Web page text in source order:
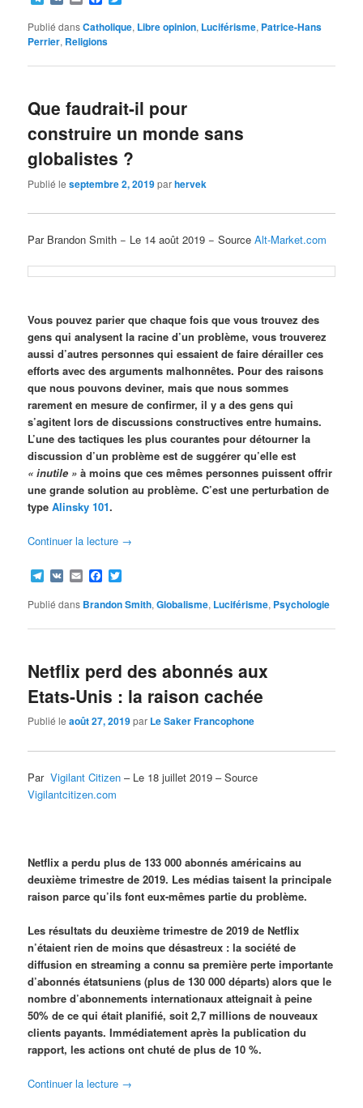
Publié dansCatholique, Libre opinion, Luciférisme, Patrice-Hans
Perrier, Religions
Que faudrait-il pour
construire un monde sans
globalistes ?
Publié leseptembre 2, 2019parhervek
Par Brandon Smith − Le 14 août 2019 − SourceAlt-Market.com
Vous pouvez parier que chaque fois que vous trouvez des
gens qui analysent la racine d’un problème, vous trouverez
aussi d’autres personnes qui essaient de faire dérailler ces
efforts avec des arguments malhonnêtes. Pour des raisons
que nous pouvons deviner, mais que nous sommes
rarement en mesure de confirmer, il y a des gens qui
s’agitent lors de discussions constructives entre humains.
L’une des tactiques les plus courantes pour détourner la
discussion d’un problème est de suggérer qu’elle est
« inutile » à moins que ces mêmes personnes puissent offrir
une grande solution au problème. C’est une perturbation de
typeAlinsky 101.
Continuer la lecture →
Telegram
VK EmailFacebook
Publié dans Brandon Smith,Globalisme, Luciférisme, Psychologie
Netflix perd des abonnés aux
Etats-Unis : la raison cachée
Publié leaoût 27, 2019par Le Saker Francophone
ParVigilant Citizen – Le 18 juillet 2019 – Source
Vigilantcitizen.com
Netflix a perdu plus de 133 000 abonnés américains au
deuxième trimestre de 2019. Les médias taisent la principale
raison parce qu’ils font eux-mêmes partie du problème.
Les résultats du deuxième trimestre de 2019 de Netflix
n’étaient rien de moins que désastreux : la société de
diffusion en streaming a connu sa première perte importante
d’abonnés étatsuniens (plus de 130 000 départs) alors que le
nombre d’abonnements internationaux atteignait à peine
50% de ce qui était planifié, soit 2,7 millions de nouveaux
clients payants. Immédiatement après la publication du
rapport, les actions ont chuté de plus de 10 %.
Continuer la lecture →